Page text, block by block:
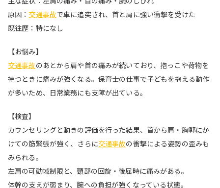
原因： 交通事故で車に追突され、首と肩に強い衝撃を受けた
既往歴：特になし
【お悩み】
交通事故のあとから肩や首の痛みが続いており、抱っこや荷物を
持つときに痛みが強くなる。保育士の仕事で子どもを抱える動作
が多いため、日常業務にも支障が出ている。
【検査】
カウンセリングと動きの評価を行った結果、首から肩・胸郭にか
けての筋緊張が強く、さらに交通事故の衝撃による姿勢の歪みも
みられる。
左肩の可動域制限と、頸部の回旋・後屈時に痛みがある。
体幹の支えが弱まり、腕への負担が強くなっている状態。